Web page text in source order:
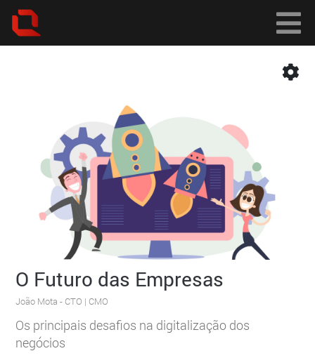
O Futuro das Empresas
João Mota- CTO | CMO
Os principais desafios na digitalização dos
negócios